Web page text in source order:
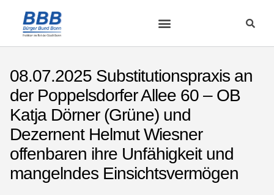
08.07.2025 Substitutionspraxis an
der Poppelsdorfer Allee 60 – OB
Katja Dörner (Grüne) und
Dezernent Helmut Wiesner
offenbaren ihre Unfähigkeit und
mangelndes Einsichtsvermögen